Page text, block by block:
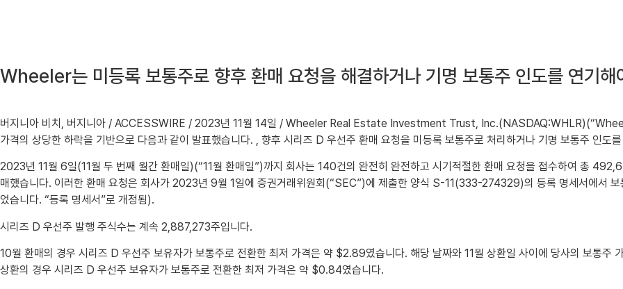
Wheeler는 미등록 보통주로 향후 환매 요청을 해결하거나 기명 보통주 인도를 연기해
버지니아 비치, 버지니아 / ACCESSWIRE / 2023년 11월 14일 / Wheeler Real Estate Investment Trust,
가격의 상당한 하락을 기반으로 다음과 같이 발표했습니다. , 향후 시리즈 D 우선주 환매 요청을 미등록 보통주로 처리하거나 기명 보통주 인도
2023년 11월 6일(11월 두 번째 월간 환매일)(“11월 환매일”)까지 회사는 140건의 완전히 완전하고 시기적절한 환매 요청을 접수하여 총
매했습니다. 이러한 환매 요청은 회사가 2023년 9월 1일에 증권거래위원회(“SEC”)에 제출한 양식 S-11(333-274329)의 등록 명세서에서
었습니다. “등록 명세서”로 개정됨).
시리즈 D 우선주 발행 주식수는 계속 2,887,273주입니다.
10월 환매의 경우 시리즈 D 우선주 보유자가 보통주로 전환한 최저 가격은 약 $2.89였습니다. 해당 날짜와 11월 상환일 사이에 당사의 보통주
상환의 경우 시리즈 D 우선주 보유자가 보통주로 전환한 최저 가격은 약 $0.84였습니다.